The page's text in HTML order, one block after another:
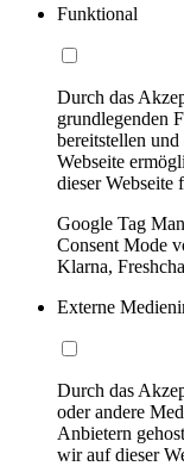
Funktional
Durch das
grundlegenden
bereitstellen
Webseite
dieser Webseite
Google Tag
Consent Mode
Klarna,
Externe
Durch das
oder andere
Anbietern
wir auf dieser